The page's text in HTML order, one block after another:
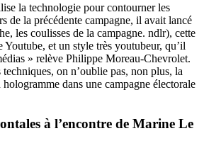
la technologie pour contourner les
de la précédente campagne, il avait lancé
les coulisses de la campagne. ndlr), cette
Youtube, et un style très youtubeur, qu’il
» relève Philippe Moreau-Chevrolet.
on n’oublie pas, non plus, la
dans une campagne électorale
à l’encontre de Marine Le